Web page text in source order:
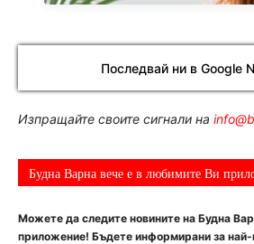
Последвай ни в Google
Изпращайте своите сигнали на
Будна Варна вече е в любимите Ви
Можете да следите новините на Будна
приложение! Бъдете информирани за